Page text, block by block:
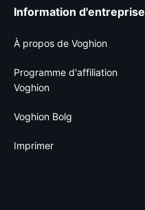
Information d'entreprise
À propos de Voghion
Programme d'affiliation
Voghion
Voghion Bolg
Imprimer